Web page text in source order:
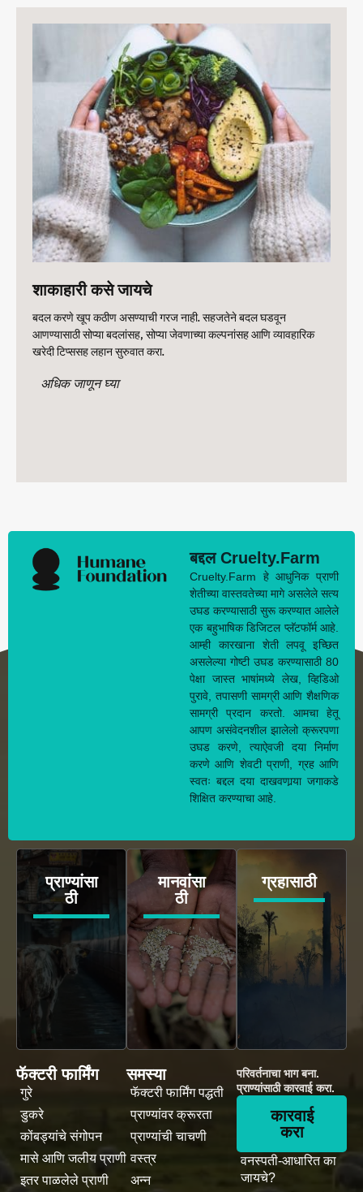
शाकाहारी कसे जायचे
बदल करणे खूप कठीण असण्याची गरज नाही. सहजतेने बदल घडवून
आणण्यासाठी सोप्या बदलांसह, सोप्या जेवणाच्या कल्पनांसह आणि व्यावहारिक
खरेदी टिप्ससह लहान सुरुवात करा.
अधिक जाणून घ्या
बद्दल Cruelty.Farm
Cruelty.Farm हे आधुनिक प्राणी
शेतीच्या वास्तवतेच्या मागे असलेले सत्य
उघड करण्यासाठी सुरू करण्यात आलेले
एक बहुभाषिक डिजिटल प्लॅटफॉर्म आहे.
आम्ही कारखाना शेती लपवू इच्छित
असलेल्या गोष्टी उघड करण्यासाठी 80
पेक्षा जास्त भाषांमध्ये लेख, व्हिडिओ
पुरावे, तपासणी सामग्री आणि शैक्षणिक
सामग्री प्रदान करतो. आमचा हेतू
आपण असंवेदनशील झालेलो क्रूरपणा
उघड करणे, त्याऐवजी दया निर्माण
करणे आणि शेवटी प्राणी, ग्रह आणि
स्वतः बद्दल दया दाखवणार्‍या जगाकडे
शिक्षित करण्याचा आहे.
प्राण्यांसा
ठी
मानवांसा
ठी
ग्रहासाठी
फॅक्टरी फार्मिंग
गुरे
डुकरे
कोंबड्यांचे संगोपन
मासे आणि जलीय प्राणी
इतर पाळलेले प्राणी
समस्या
फॅक्टरी फार्मिंग पद्धती
प्राण्यांवर क्रूरता
प्राण्यांची चाचणी
वस्त्र
अन्न
परिवर्तनाचा भाग बना.
प्राण्यांसाठी कारवाई करा.
कारवाई
करा
वनस्पती-आधारित का
जायचे?